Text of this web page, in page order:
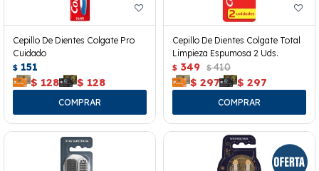
Cepillo De Dientes Colgate Pro
Cuidado
$ 151
$ 128 $ 128
Cepillo De Dientes Colgate Total
Limpieza Espumosa 2 Uds.
$ 349 $ 410
$ 297 $ 297